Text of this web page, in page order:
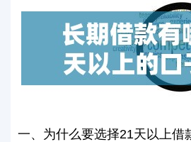
一、为什么要选择21天以上借